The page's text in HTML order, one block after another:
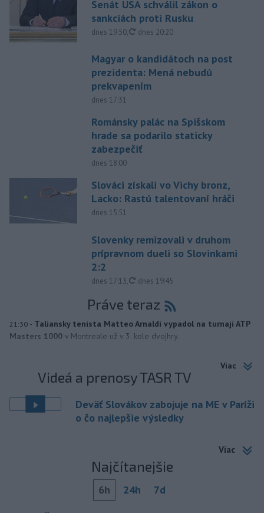
Senát USA schválil zákon o
sankciách proti Rusku
dnes 19:50, aktualizované
dnes 20:20
Magyar o kandidátoch na post
prezidenta: Mená nebudú
prekvapením
dnes 17:31
Románsky palác na Spišskom
hrade sa podarilo staticky
zabezpečiť
dnes 18:00
Slováci získali vo Vichy bronz,
Lacko: Rastú talentovaní hráči
dnes 15:51
Slovenky remizovali v druhom
prípravnom dueli so Slovinkami
2:2
dnes 17:13, aktualizované
dnes 19:45
Práve teraz
21:30 - Taliansky tenista Matteo Arnaldi vypadol na turnaji ATP
Masters 1000 v Montreale už v 3. kole dvojhry.
Viac
Videá a prenosy TASR TV
Deväť Slovákov zabojuje na ME v Paríži
o čo najlepšie výsledky
Viac
Najčítanejšie
6h 24h 7d